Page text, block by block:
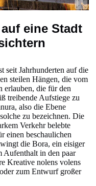
eine Stadt
seit Jahrhunderten auf die
steilen Hängen, die vom
erlauben, die für den
treibende Aufstiege zu
also die Ebene
zu bezeichnen. Die
Verkehr belebte
einen beschaulichen
die Bora, ein eisiger
Aufenthalt in den paar
Kreative nolens volens
zum Entwurf großer